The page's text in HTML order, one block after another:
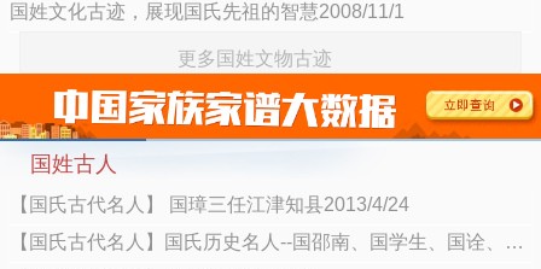
国姓文化古迹，展现国氏先祖的智慧2008/11/1
更多国姓文物古迹
国姓古人
【国氏古代名人】 国璋三任江津知县2013/4/24
【国氏古代名人】国氏历史名人--国邵南、国学生、国诠、国瑞2013/4/24